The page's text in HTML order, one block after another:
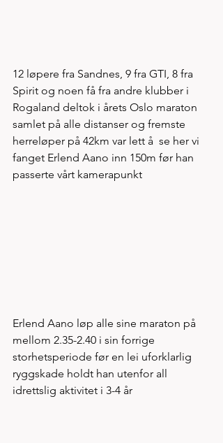
12 løpere fra Sandnes, 9 fra GTI, 8 fra
Spirit og noen få fra andre klubber i
Rogaland deltok i årets Oslo maraton
samlet på alle distanser og fremste
herreløper på 42km var lett å  se her vi
fanget Erlend Aano inn 150m før han
passerte vårt kamerapunkt
Erlend Aano løp alle sine maraton på
mellom 2.35-2.40 i sin forrige
storhetsperiode før en lei uforklarlig
ryggskade holdt han utenfor all
idrettslig aktivitet i 3-4 år